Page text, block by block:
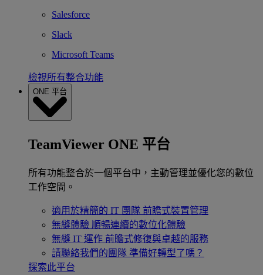
Salesforce
Slack
Microsoft Teams
檢視所有整合功能
ONE 平台
TeamViewer ONE 平台
所有功能整合於一個平台中，主動管理並優化您的數位
工作空間。
適用於精簡的 IT 團隊 前瞻式裝置管理
無縫體驗 順暢連續的數位化體驗
無縫 IT 運作 前瞻式修復與卓越的服務
請聯絡我們的團隊 準備好轉型了嗎？
探索此平台